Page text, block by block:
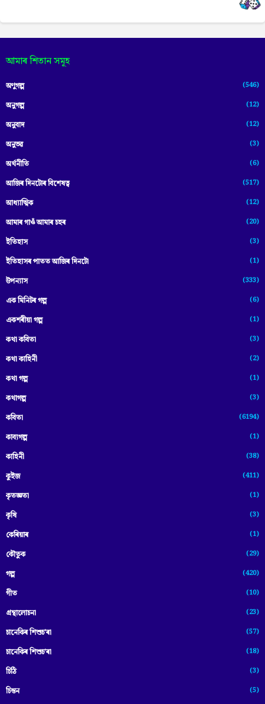
আমাৰ শিতান সমূহ
অণুগল্প (546)
অনুগল্প (12)
অনুবাদ (12)
অনুভৱ (3)
অৰ্থনীতি (6)
আজিৰ দিনটোৰ বিশেষত্ব (517)
আধ্যাত্মিক (12)
আমাৰ গাওঁ আমাৰ চহৰ (20)
ইতিহাস (3)
ইতিহাসৰ পাতত আজিৰ দিনটো (1)
উপন্যাস (333)
এক মিনিটৰ গল্প (6)
একশৰীয়া গল্প (1)
কথা কবিতা (3)
কথা কাহিনী (2)
কথা গল্প (1)
কথাগল্প (3)
কবিতা (6194)
কাব্যগল্প (1)
কাহিনী (38)
কুইজ (411)
কৃতজ্ঞতা (1)
কৃষি (3)
কেৰিয়াৰ (1)
কৌতুক (29)
গল্প (420)
গীত (10)
গ্ৰন্থালোচনা (23)
চানেকিৰ শিশুচ'ৰা (57)
চানেকিৰ শিশুচ’ৰা (18)
চিঠি (3)
চিন্তন (5)